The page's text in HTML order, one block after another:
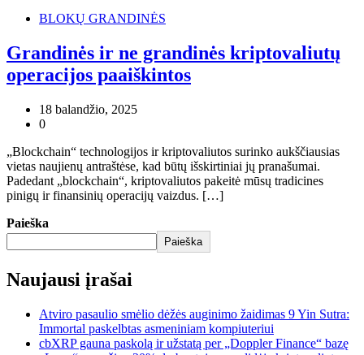
BLOKŲ GRANDINĖS
Grandinės ir ne grandinės kriptovaliutų
operacijos paaiškintos
18 balandžio, 2025
0
„Blockchain“ technologijos ir kriptovaliutos surinko aukščiausias
vietas naujienų antraštėse, kad būtų išskirtiniai jų pranašumai.
Padedant „blockchain“, kriptovaliutos pakeitė mūsų tradicines
pinigų ir finansinių operacijų vaizdus. […]
Paieška
Paieška
Naujausi įrašai
Atviro pasaulio smėlio dėžės auginimo žaidimas 9 Yin Sutra:
Immortal paskelbtas asmeniniam kompiuteriui
cbXRP gauna paskolą ir užstatą per „Doppler Finance“ bazę